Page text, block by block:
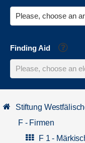
Please, choose an
Finding Aid Help
Please, choose an
Stiftung
F - Firmen
F 1 -